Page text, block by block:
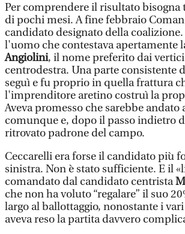
Per comprendere il risultato
di pochi mesi. A fine febbraio
candidato designato della
l'uomo che contestava apertamente
Angiolini, il nome preferito dai
centrodestra. Una parte consistente
seguì e fu proprio in quella frattura
l'imprenditore aretino costruì la
Aveva promesso che sarebbe andato
comunque e, dopo il passo indietro
ritrovato padrone del campo.
Ceccarelli era forse il candidato più
sinistra. Non è stato sufficiente. E il
comandato dal candidato centrista
che non ha voluto “regalare” il suo
largo al ballottaggio, nonostante i
aveva reso la partita davvero